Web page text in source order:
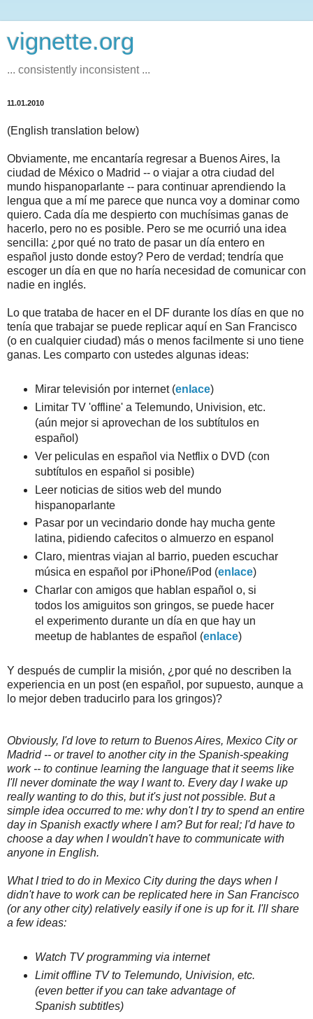
vignette.org
... consistently inconsistent ...
11.01.2010
(English translation below)
Obviamente, me encantaría regresar a Buenos Aires, la
ciudad de México o Madrid -- o viajar a otra ciudad del
mundo hispanoparlante -- para continuar aprendiendo la
lengua que a mí me parece que nunca voy a dominar como
quiero. Cada día me despierto con muchísimas ganas de
hacerlo, pero no es posible. Pero se me ocurrió una idea
sencilla: ¿por qué no trato de pasar un día entero en
español justo donde estoy? Pero de verdad; tendría que
escoger un día en que no haría necesidad de comunicar con
nadie en inglés.
Lo que trataba de hacer en el DF durante los días en que no
tenía que trabajar se puede replicar aquí en San Francisco
(o en cualquier ciudad) más o menos facilmente si uno tiene
ganas. Les comparto con ustedes algunas ideas:
Mirar televisión por internet (enlace)
Limitar TV 'offline' a Telemundo, Univision, etc.
(aún mejor si aprovechan de los subtítulos en
español)
Ver peliculas en español via Netflix o DVD (con
subtítulos en español si posible)
Leer noticias de sitios web del mundo
hispanoparlante
Pasar por un vecindario donde hay mucha gente
latina, pidiendo cafecitos o almuerzo en espanol
Claro, mientras viajan al barrio, pueden escuchar
música en español por iPhone/iPod (enlace)
Charlar con amigos que hablan español o, si
todos los amiguitos son gringos, se puede hacer
el experimento durante un día en que hay un
meetup de hablantes de español (enlace)
Y después de cumplir la misión, ¿por qué no describen la
experiencia en un post (en español, por supuesto, aunque a
lo mejor deben traducirlo para los gringos)?
Obviously, I'd love to return to Buenos Aires, Mexico City or
Madrid -- or travel to another city in the Spanish-speaking
work -- to continue learning the language that it seems like
I'll never dominate the way I want to. Every day I wake up
really wanting to do this, but it's just not possible. But a
simple idea occurred to me: why don't I try to spend an entire
day in Spanish exactly where I am? But for real; I'd have to
choose a day when I wouldn't have to communicate with
anyone in English.
What I tried to do in Mexico City during the days when I
didn't have to work can be replicated here in San Francisco
(or any other city) relatively easily if one is up for it. I'll share
a few ideas:
Watch TV programming via internet
Limit offline TV to Telemundo, Univision, etc.
(even better if you can take advantage of
Spanish subtitles)